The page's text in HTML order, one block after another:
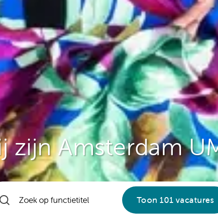
zijn Amsterdam
Toon 101 vacatures